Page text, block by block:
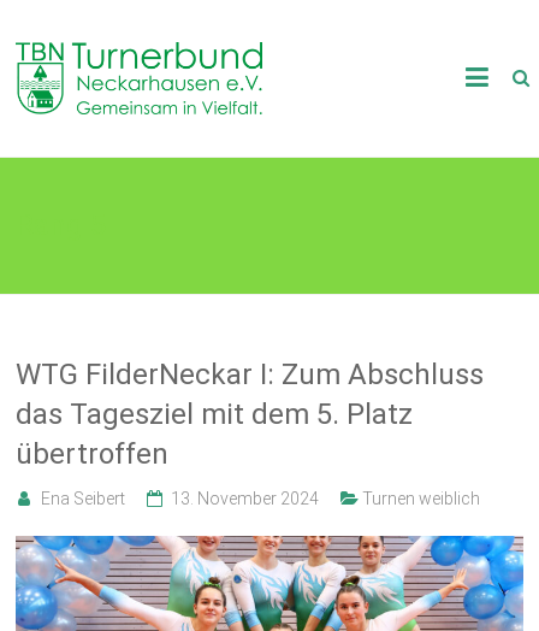
content
TB
Neckarhausen
in
WTG FilderNeckar I: Zum Abschluss
das Tagesziel mit dem 5. Platz
übertroffen
Ena Seibert 13. November 2024 Turnen weiblich